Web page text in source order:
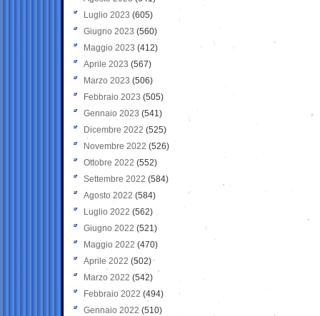
Luglio 2023 (605)
Giugno 2023 (560)
Maggio 2023 (412)
Aprile 2023 (567)
Marzo 2023 (506)
Febbraio 2023 (505)
Gennaio 2023 (541)
Dicembre 2022 (525)
Novembre 2022 (526)
Ottobre 2022 (552)
Settembre 2022 (584)
Agosto 2022 (584)
Luglio 2022 (562)
Giugno 2022 (521)
Maggio 2022 (470)
Aprile 2022 (502)
Marzo 2022 (542)
Febbraio 2022 (494)
Gennaio 2022 (510)